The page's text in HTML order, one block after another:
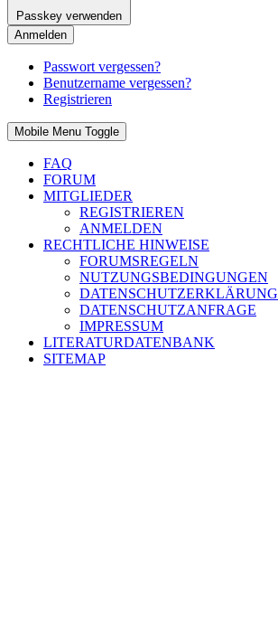
Passkey verwenden
Anmelden
Passwort vergessen?
Benutzername vergessen?
Registrieren
Mobile Menu Toggle
FAQ
FORUM
MITGLIEDER
REGISTRIEREN
ANMELDEN
RECHTLICHE HINWEISE
FORUMSREGELN
NUTZUNGSBEDINGUNGEN
DATENSCHUTZERKLÄRUNG
DATENSCHUTZANFRAGE
IMPRESSUM
LITERATURDATENBANK
SITEMAP